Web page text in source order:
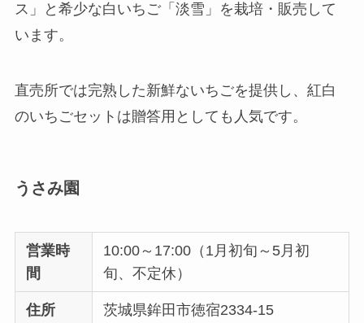
ス」と希少な白いちご「淡雪」を栽培・販売して
います。
直売所では完熟した新鮮ないちごを提供し、紅白
のいちごセットは贈答用としても人気です。
うさみ園
営業時
間
10:00～17:00（1月初旬～5月初
旬、不定休）
住所 茨城県鉾田市徳宿2334-15